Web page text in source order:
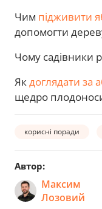
Чим підживити
допомогти
Чому садівники
Якдоглядати за
щедро
корисні поради
Автор:
Максим
Лозовий